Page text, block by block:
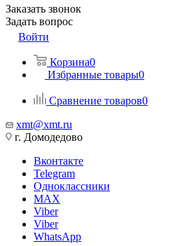
Заказать звонок
Задать вопрос
Войти
Корзина0
Избранные товары0
Сравнение товаров0
xmt@xmt.ru
г. Домодедово
Вконтакте
Telegram
Одноклассники
MAX
Viber
Viber
WhatsApp